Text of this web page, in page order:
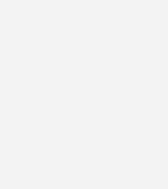
lässt und jeweils
in einer
können. Zur genaueren
mit Glasfasertechnik
Betriebsoptimierung der
der
das Verhalten von
Im